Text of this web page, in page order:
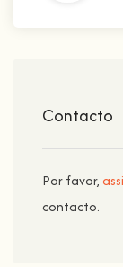
Contacto
Por favor,
contacto.